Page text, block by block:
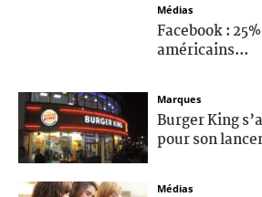
Médias
Facebook :
américains...
Marques
Burger King
pour son
Médias